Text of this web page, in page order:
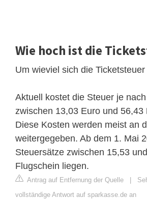
Wie hoch ist die
Um wieviel sich die
Aktuell kostet die Steuer je
zwischen 13,03 Euro und 56,43
Diese Kosten werden meist an
weitergegeben. Ab dem 1. Mai
Steuersätze zwischen 15,53
Flugschein liegen.
Antrag auf Entfernung der Quelle |
vollständige Antwort auf sparkasse.de an